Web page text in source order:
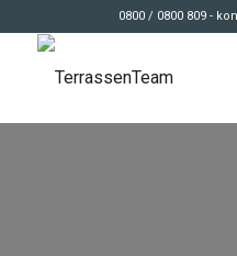
0800 / 0800 809 -